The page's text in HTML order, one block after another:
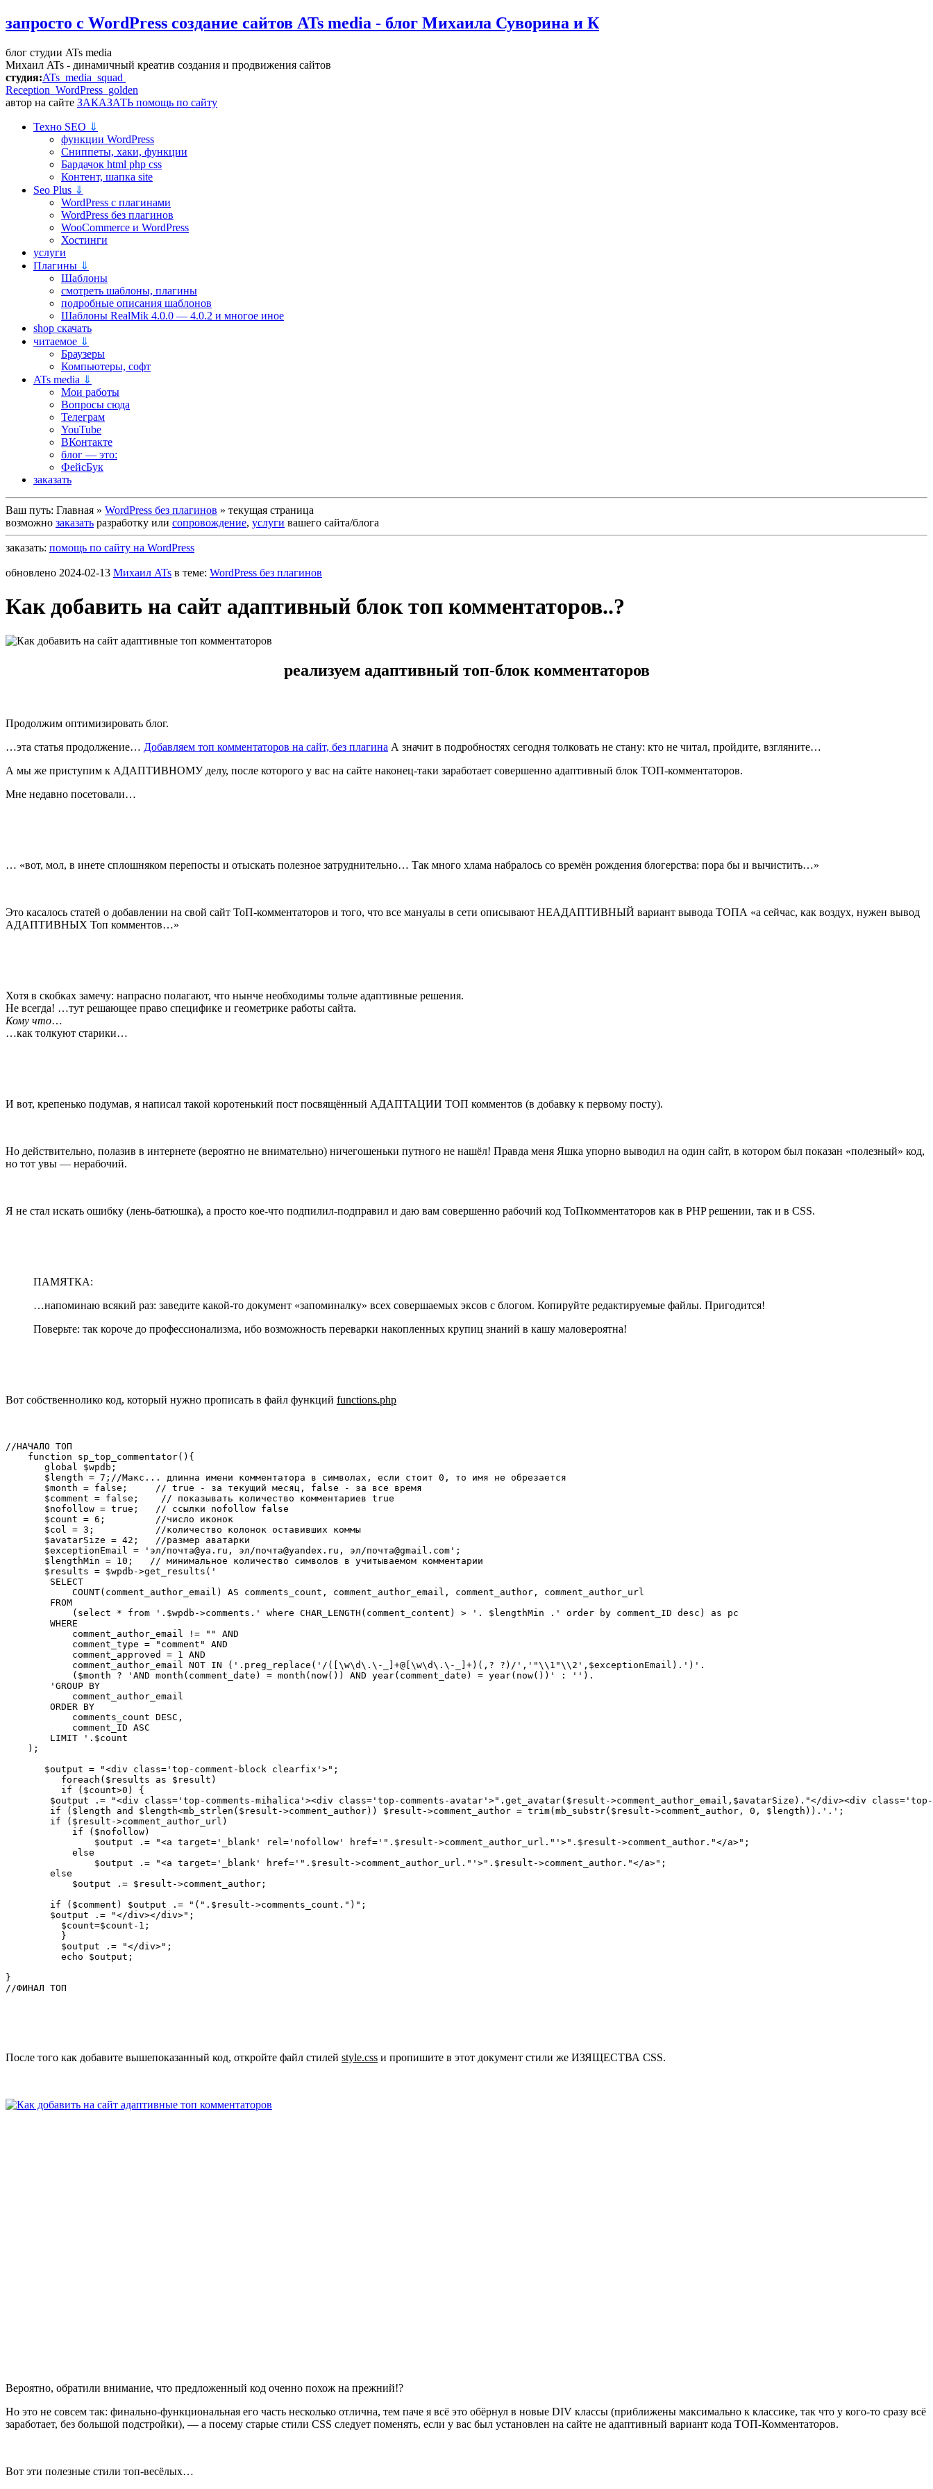
запросто с WordPress создание сайтов ATs media - блог Михаила Суворина и К
блог студии ATs media
Михаил ATs - динамичный креатив создания и продвижения сайтов
студия:ATs media squad
Reception WordPress golden
автор на сайте ЗАКАЗАТЬ помощь по сайту
Техно SEO ⇓
функции WordPress
Сниппеты, хаки, функции
Бардачок html php css
Контент, шапка site
Seo Plus ⇓
WordPress c плагинами
WordPress без плагинов
WooCommerce и WordPress
Хостинги
услуги
Плагины ⇓
Шаблоны
смотреть шаблоны, плагины
подробные описания шаблонов
Шаблоны RealMik 4.0.0 — 4.0.2 и многое иное
shop скачать
читаемое ⇓
Браузеры
Компьютеры, софт
ATs media ⇓
Мои работы
Вопросы сюда
Телеграм
YouTube
ВКонтакте
блог — это:
ФейсБук
заказать
Ваш путь: Главная » WordPress без плагинов » текущая страница
возможно заказать разработку или сопровождение, услуги вашего сайта/блога
заказать: помощь по сайту на WordPress
обновлено 2024-02-13 Михаил ATs в теме: WordPress без плагинов
Как добавить на сайт адаптивный блок топ комментаторов..?
реализуем адаптивный топ-блок комментаторов
Продолжим оптимизировать блог.
…эта статья продолжение… Добавляем топ комментаторов на сайт, без плагина А значит в подробностях сегодня толковать не стану: кто не читал, пройдите, взгляните…
А мы же приступим к АДАПТИВНОМУ делу, после которого у вас на сайте наконец-таки заработает совершенно адаптивный блок ТОП-комментаторов.
Мне недавно посетовали…
… «вот, мол, в инете сплошняком перепосты и отыскать полезное затруднительно… Так много хлама набралось со времён рождения блогерства: пора бы и вычистить…»
Это касалось статей о добавлении на свой сайт ТоП-комментаторов и того, что все мануалы в сети описывают НЕАДАПТИВНЫЙ вариант вывода ТОПА «а сейчас, как воздух, нужен вывод
АДАПТИВНЫХ Топ комментов…»
Хотя в скобках замечу: напрасно полагают, что нынче необходимы тольче адаптивные решения.
Не всегда! …тут решающее право специфике и геометрике работы сайта.
Кому что…
…как толкуют старики…
И вот, крепенько подумав, я написал такой коротенький пост посвящённый АДАПТАЦИИ ТОП комментов (в добавку к первому посту).
Но действительно, полазив в интернете (вероятно не внимательно) ничегошеньки путного не нашёл! Правда меня Яшка упорно выводил на один сайт, в котором был показан «полезный» код,
но тот увы — нерабочий.
Я не стал искать ошибку (лень-батюшка), а просто кое-что подпилил-подправил и даю вам совершенно рабочий код ТоПкомментаторов как в PHP решении, так и в CSS.
ПАМЯТКА:
…напоминаю всякий раз: заведите какой-то документ «запоминалку» всех совершаемых эксов с блогом. Копируйте редактируемые файлы. Пригодится!
Поверьте: так короче до профессионализма, ибо возможность переварки накопленных крупиц знаний в кашу маловероятна!
Вот собственнолико код, который нужно прописать в файл функций functions.php
//НАЧАЛО ТОП
    function sp_top_commentator(){
       global $wpdb;
       $length = 7;//Макс... длинна имени комментатора в символах, если стоит 0, то имя не обрезается
       $month = false;     // true - за текущий месяц, false - за все время
       $comment = false;    // показывать количество комментариев true
       $nofollow = true;   // ссылки nofollow false
       $count = 6;         //число иконок
       $col = 3;           //количество колонок оставивших коммы
       $avatarSize = 42;   //размер аватарки
       $exceptionEmail = 'эл/почта@ya.ru, эл/почта@yandex.ru, эл/почта@gmail.com';
       $lengthMin = 10;   // минимальное количество символов в учитываемом комментарии
       $results = $wpdb->get_results('
        SELECT
            COUNT(comment_author_email) AS comments_count, comment_author_email, comment_author, comment_author_url
        FROM
            (select * from '.$wpdb->comments.' where CHAR_LENGTH(comment_content) > '. $lengthMin .' order by comment_ID desc) as pc
        WHERE
            comment_author_email != "" AND
            comment_type = "comment" AND
            comment_approved = 1 AND
            comment_author_email NOT IN ('.preg_replace('/([\w\d\.\-_]+@[\w\d\.\-_]+)(,? ?)/','"\\1"\\2',$exceptionEmail).')'.
            ($month ? 'AND month(comment_date) = month(now()) AND year(comment_date) = year(now())' : '').
        'GROUP BY
            comment_author_email
        ORDER BY
            comments_count DESC,
            comment_ID ASC
        LIMIT '.$count
    );
       $output = "<div class='top-comment-block clearfix'>";
          foreach($results as $result)
          if ($count>0) {
$output .= "<div class='top-comments-mihalica'><div class='top-comments-avatar'>".get_avatar($result->comment_author_email,$avatarSize)."</div><div
        if ($length and $length<mb_strlen($result->comment_author)) $result->comment_author = trim(mb_substr($result->comment_author, 0, $length)).'.';
        if ($result->comment_author_url)
            if ($nofollow)
                $output .= "<a target='_blank' rel='nofollow' href='".$result->comment_author_url."'>".$result->comment_author."</a>";
            else
                $output .= "<a target='_blank' href='".$result->comment_author_url."'>".$result->comment_author."</a>";
        else
            $output .= $result->comment_author;
        if ($comment) $output .= "(".$result->comments_count.")";
        $output .= "</div></div>";
          $count=$count-1;
          }
          $output .= "</div>";
          echo $output;
}
//ФИНАЛ ТОП
После того как добавите вышепоказанный код, откройте файл стилей style.css и пропишите в этот документ стили же ИЗЯЩЕСТВА CSS.
Вероятно, обратили внимание, что предложенный код оченно похож на прежний!?
Но это не совсем так: финально-функциональная его часть несколько отлична, тем паче я всё это обёрнул в новые DIV классы (приближены максимально к классике, так что у кого-то сразу всё
заработает, без большой подстройки), — а посему старые стили CSS следует поменять, если у вас был установлен на сайте не адаптивный вариант кода ТОП-Комментаторов.
Вот эти полезные стили топ-весёлых…